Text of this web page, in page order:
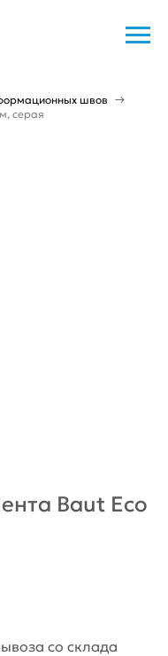
швов
серая
Baut Eco
со склада